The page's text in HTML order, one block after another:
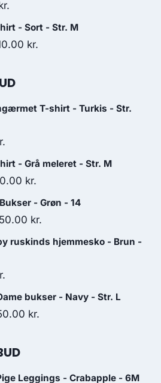
kr..
price
is:
- Sort - Str. M
kr.
T-shirt - Turkis - Str.
price
is:
- Grå meleret - Str. M
kr.
price
is:
- Grøn - 14
kr..
kr.
price
ruskinds hjemmesko - Brun -
price
is:
bukser - Navy - Str. L
kr.
Leggings - Crabapple - 6M